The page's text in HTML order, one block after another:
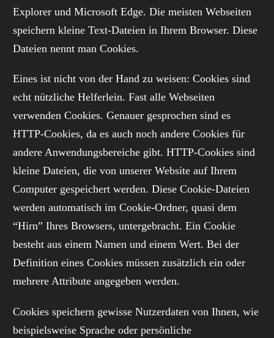
Explorer und Microsoft Edge. Die meisten Webseiten
speichern kleine Text-Dateien in Ihrem Browser. Diese
Dateien nennt man Cookies.
Eines ist nicht von der Hand zu weisen: Cookies sind
echt nützliche Helferlein. Fast alle Webseiten
verwenden Cookies. Genauer gesprochen sind es
HTTP-Cookies, da es auch noch andere Cookies für
andere Anwendungsbereiche gibt. HTTP-Cookies sind
kleine Dateien, die von unserer Website auf Ihrem
Computer gespeichert werden. Diese Cookie-Dateien
werden automatisch im Cookie-Ordner, quasi dem
“Hirn” Ihres Browsers, untergebracht. Ein Cookie
besteht aus einem Namen und einem Wert. Bei der
Definition eines Cookies müssen zusätzlich ein oder
mehrere Attribute angegeben werden.
Cookies speichern gewisse Nutzerdaten von Ihnen, wie
beispielsweise Sprache oder persönliche